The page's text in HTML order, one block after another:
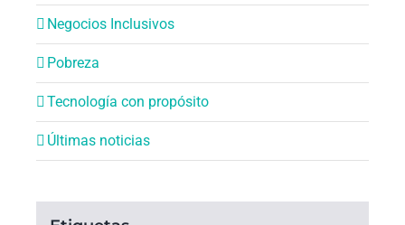
Negocios Inclusivos
Pobreza
Tecnología con propósito
Últimas noticias